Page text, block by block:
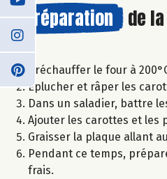
Préparation de la
Préchauffer le four à
Éplucher et râper les
Dans un saladier, battre
Ajouter les carottes et les
Graisser la plaque allant
Pendant ce temps,
frais.